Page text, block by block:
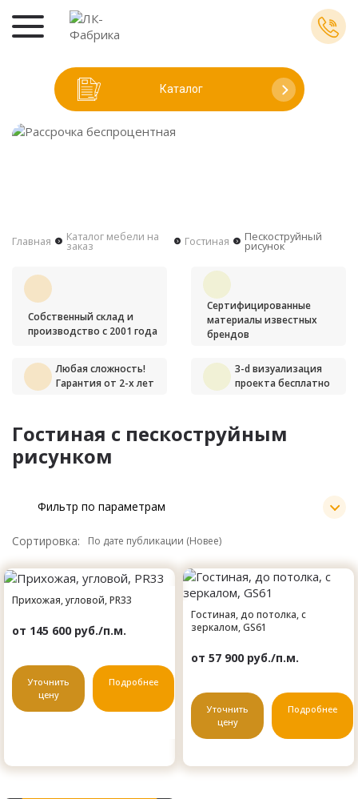
Каталог
Главная Каталог мебели на
заказ Гостиная Пескоструйный
рисунок
Собственный склад и
производство с 2001 года
Сертифицированные
материалы известных
брендов
Любая сложность!
Гарантия от 2-х лет
3-d визуализация
проекта бесплатно
Гостиная с пескоструйным
рисунком
Фильтр по параметрам
Сортировка:
Прихожая, угловой, PR33
от 145 600 руб./п.м.
Уточнить
цену
Подробнее
Гостиная, до потолка, с
зеркалом, GS61
от 57 900 руб./п.м.
Уточнить
цену
Подробнее
Не нашли нужный
вариант?